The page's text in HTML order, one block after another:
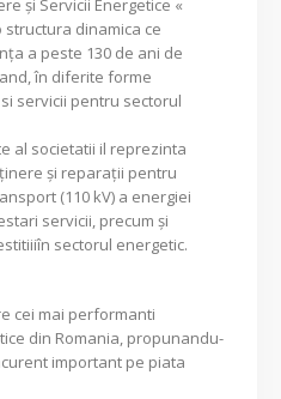
şi Servicii Energetice «
structura dinamica ce
a peste 130 de ani de
în diferite forme
servicii pentru sectorul
al societatii il reprezinta
și reparații pentru
(110 kV) a energiei
servicii, precum și
sectorul energetic.
cei mai performanti
din Romania, propunandu-
important pe piata